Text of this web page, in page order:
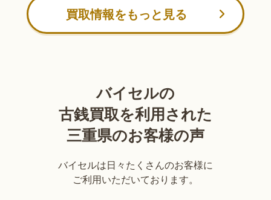
買取情報をもっと見る
バイセルの
古銭買取を利用された
三重県のお客様の声
バイセルは日々たくさんのお客様に
ご利用いただいております。